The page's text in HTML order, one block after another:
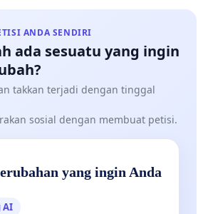
ANDA SENDIRI
ada sesuatu yang ingin
takkan terjadi dengan tinggal
sosial dengan membuat petisi.
yang ingin Anda
AI